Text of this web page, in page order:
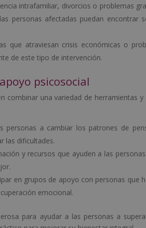
intrafamiliar, divorcios o problemas
personas afectadas puedan encontrar
que atraviesan crisis económicas o
de este tipo de intervención.
psicosocial
combinar una variedad de herramientas
personas a cambiar los patrones de
las dificultades.
y recursos que ayuden a las
en grupos de apoyo con personas que
emocional.
para ayudar a las personas a